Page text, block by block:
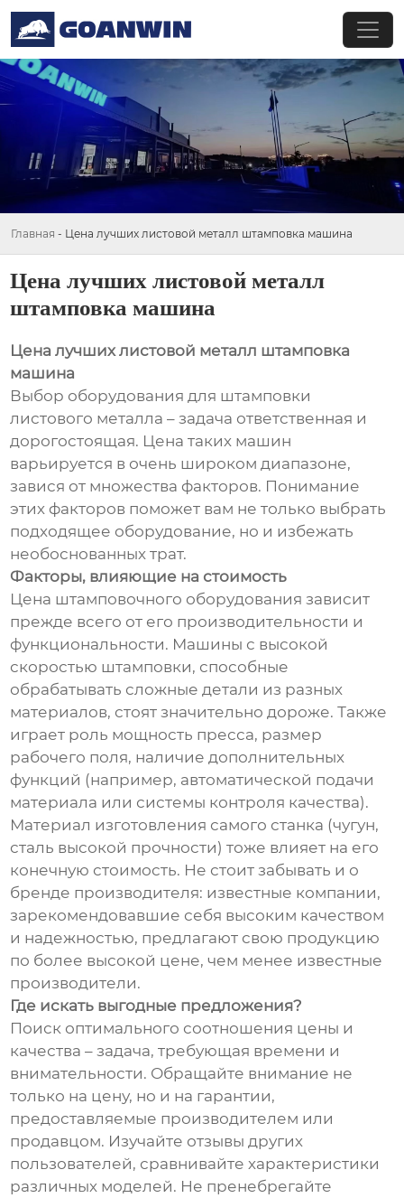
Главная - Цена лучших листовой металл штамповка машина
Цена лучших листовой металл
штамповка машина
Цена лучших листовой металл штамповка
машина
Выбор оборудования для штамповки
листового металла – задача ответственная и
дорогостоящая. Цена таких машин
варьируется в очень широком диапазоне,
завися от множества факторов. Понимание
этих факторов поможет вам не только выбрать
подходящее оборудование, но и избежать
необоснованных трат.
Факторы, влияющие на стоимость
Цена штамповочного оборудования зависит
прежде всего от его производительности и
функциональности. Машины с высокой
скоростью штамповки, способные
обрабатывать сложные детали из разных
материалов, стоят значительно дороже. Также
играет роль мощность пресса, размер
рабочего поля, наличие дополнительных
функций (например, автоматической подачи
материала или системы контроля качества).
Материал изготовления самого станка (чугун,
сталь высокой прочности) тоже влияет на его
конечную стоимость. Не стоит забывать и о
бренде производителя: известные компании,
зарекомендовавшие себя высоким качеством
и надежностью, предлагают свою продукцию
по более высокой цене, чем менее известные
производители.
Где искать выгодные предложения?
Поиск оптимального соотношения цены и
качества – задача, требующая времени и
внимательности. Обращайте внимание не
только на цену, но и на гарантии,
предоставляемые производителем или
продавцом. Изучайте отзывы других
пользователей, сравнивайте характеристики
различных моделей. Не пренебрегайте